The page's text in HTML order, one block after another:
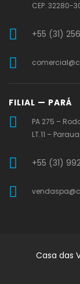
CEP. 32280-
+55 (31)
FILIAL — PARÁ
PA 275 –
LT.11 –
+55 (31)
Casa das